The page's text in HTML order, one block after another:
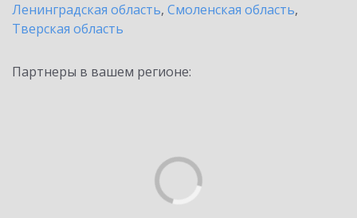
Ленинградская область, Смоленская область,
Тверская область
Партнеры в вашем регионе: